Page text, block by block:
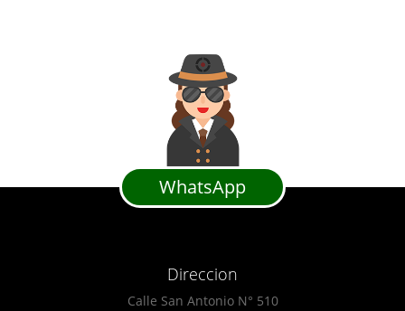
WhatsApp
Direccion
Calle San Antonio N° 510